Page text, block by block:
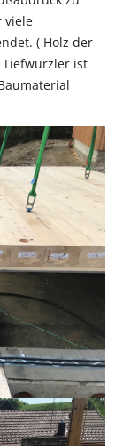
viele
( Holz der
Tiefwurzler ist